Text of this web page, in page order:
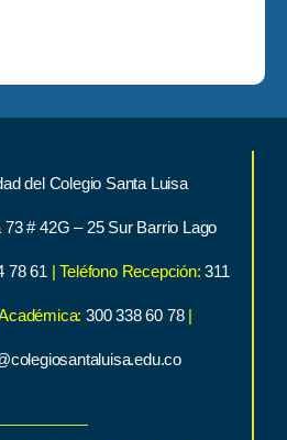
del Colegio Santa Luisa
73 # 42G – 25 Sur Barrio Lago
78 61 | Teléfono Recepción: 311
300 338 60 78 |